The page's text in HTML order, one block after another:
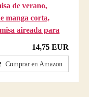
de verano,
manga corta,
aireada para
14,75 EUR
Comprar en Amazon